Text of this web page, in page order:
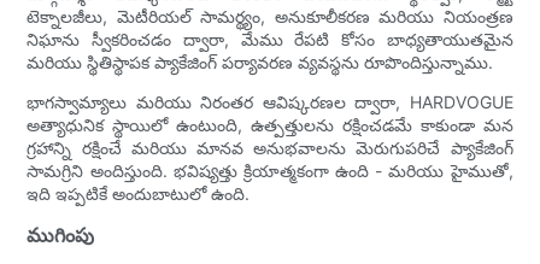
టెక్నాలజీలు, మెటీరియల్ సామర్థ్యం, ​​అనుకూలీకరణ మరియు నియంత్రణ
నిఘాను స్వీకరించడం ద్వారా, మేము రేపటి కోసం బాధ్యతాయుతమైన
మరియు స్థితిస్థాపక ప్యాకేజింగ్ పర్యావరణ వ్యవస్థను రూపొందిస్తున్నాము.
భాగస్వామ్యాలు మరియు నిరంతర ఆవిష్కరణల ద్వారా, HARDVOGUE
అత్యాధునిక స్థాయిలో ఉంటుంది, ఉత్పత్తులను రక్షించడమే కాకుండా మన
గ్రహాన్ని రక్షించే మరియు మానవ అనుభవాలను మెరుగుపరిచే ప్యాకేజింగ్
సామగ్రిని అందిస్తుంది. భవిష్యత్తు క్రియాత్మకంగా ఉంది - మరియు హైముతో,
ఇది ఇప్పటికే అందుబాటులో ఉంది.
ముగింపు